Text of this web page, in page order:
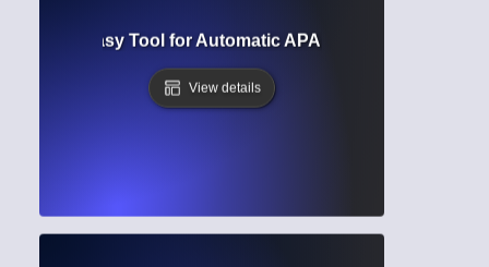
Easy Tool for Automatic APA, MLA, and Chicago
View details